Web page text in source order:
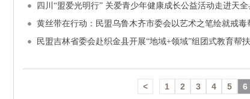
四川“盟爱光明行” 关爱青少年健康成长公益活动走进天全
黄丝带在行动：民盟乌鲁木齐市委会以艺术之笔绘就戒毒
民盟吉林省委会赴织金县开展“地域+领域”组团式教育帮
< 1 2 3 4 5 6